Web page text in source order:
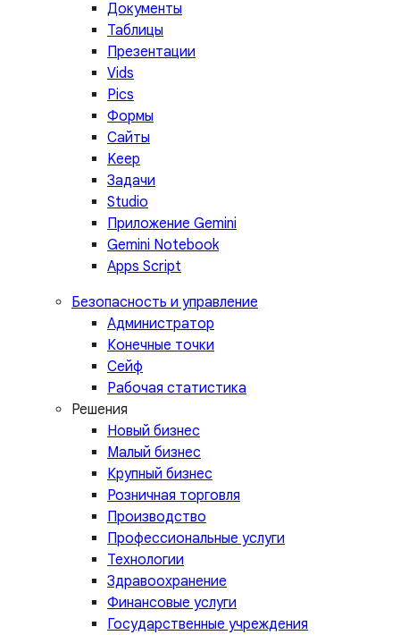
Документы
Таблицы
Презентации
Vids
Pics
Формы
Сайты
Keep
Задачи
Studio
Приложение Gemini
Gemini Notebook
Apps Script
Безопасность и управление
Администратор
Конечные точки
Сейф
Рабочая статистика
Решения
Новый бизнес
Малый бизнес
Крупный бизнес
Розничная торговля
Производство
Профессиональные услуги
Технологии
Здравоохранение
Финансовые услуги
Государственные учреждения